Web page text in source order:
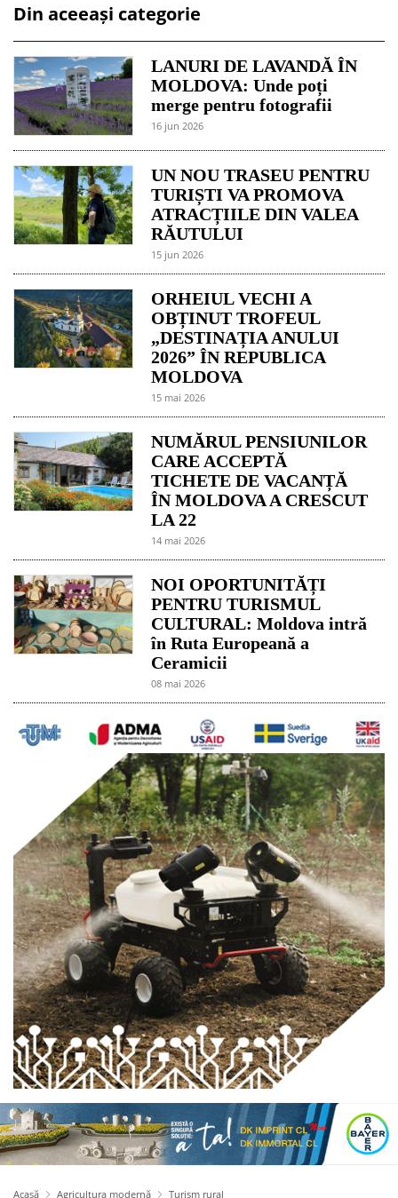
Din aceeași categorie
LANURI DE LAVANDĂ ÎN
MOLDOVA: Unde poți
merge pentru fotografii
16 jun 2026
UN NOU TRASEU PENTRU
TURIȘTI VA PROMOVA
ATRACȚIILE DIN VALEA
RĂUTULUI
15 jun 2026
ORHEIUL VECHI A
OBȚINUT TROFEUL
„DESTINAȚIA ANULUI
2026” ÎN REPUBLICA
MOLDOVA
15 mai 2026
NUMĂRUL PENSIUNILOR
CARE ACCEPTĂ
TICHETE DE VACANȚĂ
ÎN MOLDOVA A CRESCUT
LA 22
14 mai 2026
NOI OPORTUNITĂȚI
PENTRU TURISMUL
CULTURAL: Moldova intră
în Ruta Europeană a
Ceramicii
08 mai 2026
Acasă Agricultura modernă Turism rural